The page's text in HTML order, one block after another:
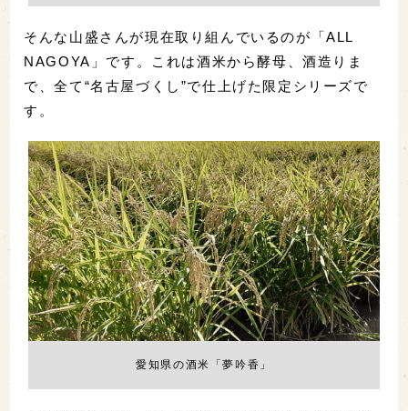
そんな山盛さんが現在取り組んでいるのが「ALL
NAGOYA」です。これは酒米から酵母、酒造りま
で、全て“名古屋づくし”で仕上げた限定シリーズで
す。
愛知県の酒米「夢吟香」